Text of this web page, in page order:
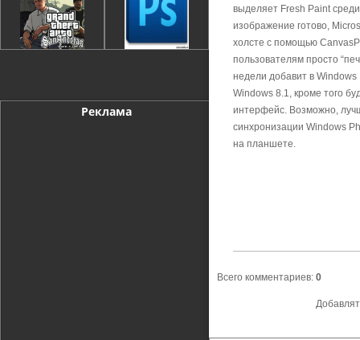
Реклама
выделяет Fresh Paint
изображение готово,
холсте с помощью
пользователям просто
недели добавит в
Windows 8.1, кроме того
интерфейс. Возможно,
синхронизации Windows
на планшете.
Всего комментариев: 0